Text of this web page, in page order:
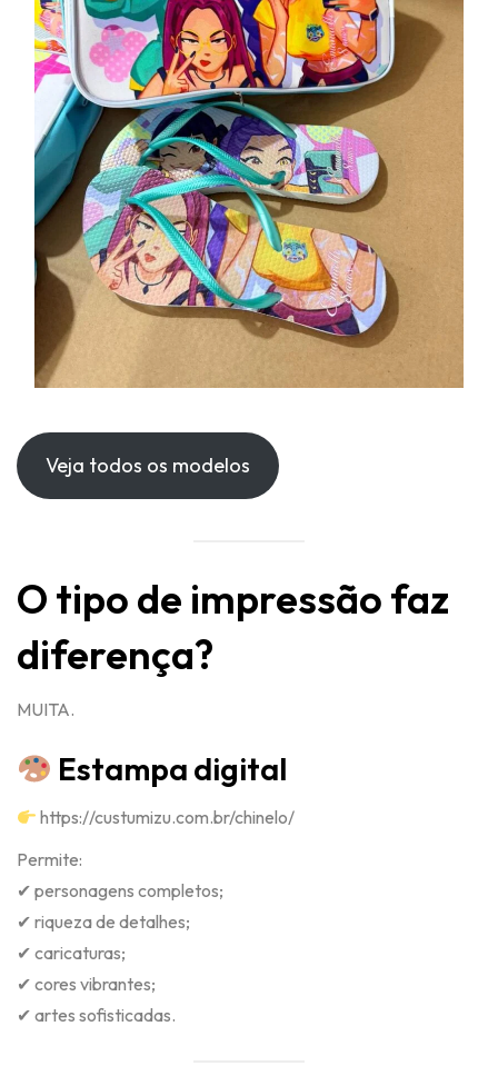
Veja todos os modelos
O tipo de impressão faz
diferença?
MUITA.
Estampa digital
https://custumizu.com.br/chinelo/
Permite:
✔ personagens completos;
✔ riqueza de detalhes;
✔ caricaturas;
✔ cores vibrantes;
✔ artes sofisticadas.